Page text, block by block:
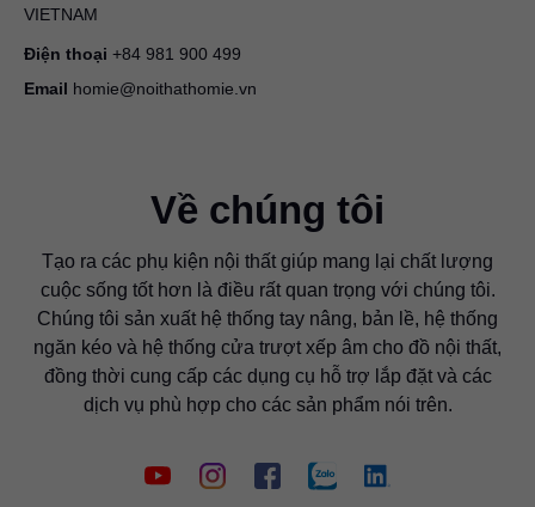
VIETNAM
Điện thoại +84 981 900 499
Email homie@noithathomie.vn
Về chúng tôi
Tạo ra các phụ kiện nội thất giúp mang lại chất lượng
cuộc sống tốt hơn là điều rất quan trọng với chúng tôi.
Chúng tôi sản xuất hệ thống tay nâng, bản lề, hệ thống
ngăn kéo và hệ thống cửa trượt xếp âm cho đồ nội thất,
đồng thời cung cấp các dụng cụ hỗ trợ lắp đặt và các
dịch vụ phù hợp cho các sản phẩm nói trên.